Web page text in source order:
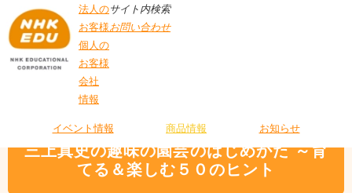
法人の
お客様
個人の
お客様
会社
情報
サイト内検索
お問い合わせ
イベント情報 商品情報 お知らせ
た ～育てる＆楽しむ５０のヒント
三上真史の趣味の園芸のはじめかた ～育
てる＆楽しむ５０のヒント